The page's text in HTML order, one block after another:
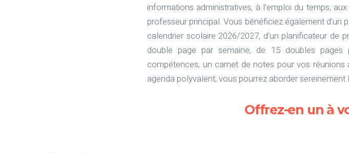
informations administratives, à l'emploi du temps,
professeur principal. Vous bénéficiez également d'un
calendrier scolaire 2026/2027, d'un planificateur de
double page par semaine, de 15 doubles
compétences, un carnet de notes pour vos réunions
agenda polyvalent, vous pourrez aborder sereinement
Offrez-en un à